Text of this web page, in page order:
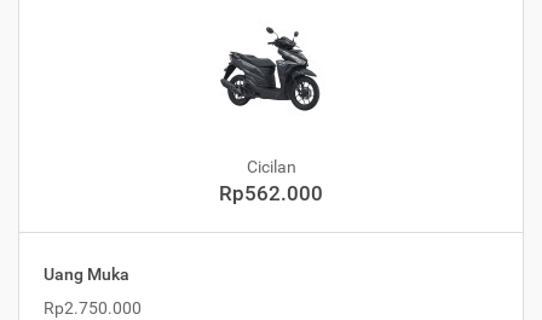
Cicilan
Rp562.000
Uang Muka
Rp2.750.000